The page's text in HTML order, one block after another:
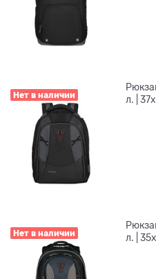
Нет в наличии
л. |
Нет в наличии
л. |